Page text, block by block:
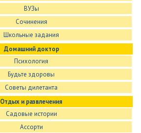
ВУЗы
Сочинения
Школьные задания
Домашний доктор
Психология
Будьте здоровы
Советы дилетанта
Отдых и развлечения
Садовые истории
Ассорти